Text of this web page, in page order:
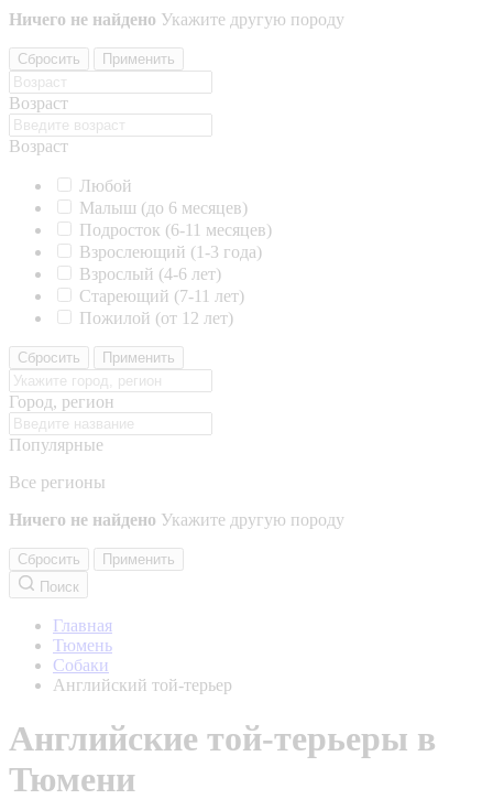
Ничего не найдено Укажите другую породу
Сбросить Применить
Возраст
Возраст
Любой
Малыш (до 6 месяцев)
Подросток (6-11 месяцев)
Взрослеющий (1-3 года)
Взрослый (4-6 лет)
Стареющий (7-11 лет)
Пожилой (от 12 лет)
Сбросить Применить
Город, регион
Популярные
Все регионы
Ничего не найдено Укажите другую породу
Сбросить
Применить
Поиск
Главная
Тюмень
Собаки
Английский той-терьер
Английские той-терьеры в
Тюмени